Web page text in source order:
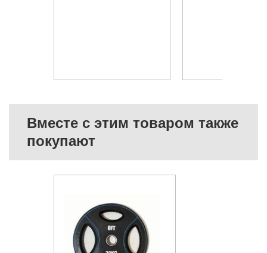
Вместе с этим товаром также
покупают